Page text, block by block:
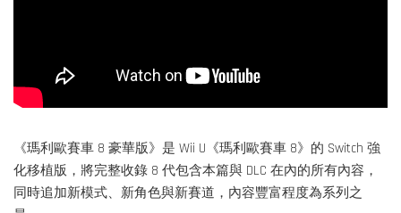
《瑪利歐賽車 8 豪華版》是 Wii U《瑪利歐賽車 8》的 Switch 強
化移植版，將完整收錄 8 代包含本篇與 DLC 在內的所有內容，
同時追加新模式、新角色與新賽道，內容豐富程度為系列之